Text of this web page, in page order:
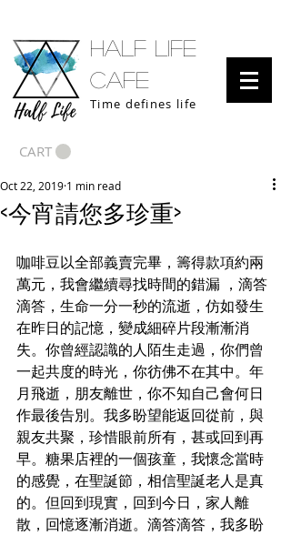
half life
cafe
Time defines life
CART
<今宵請您多珍重>
Oct 22, 2019 1 min read
咖啡豆以全部義賣完畢，籌得款項約兩
萬元，我會繼續尋找時間的錯漏 ，滴答
滴答，生命一分一秒的流逝，仿如發生
在昨日的記憶，變成細碎片段漸漸消
失。你曾經認識的人陌生走過，你們曾
一起共度的時光，你彷佛不在其中。年
月飛逝，朋友離世，你不知自己會何日
作最後告別。我多盼望能返回從前，與
親友共聚，珍惜眼前所有，甚或回到再
早。糖果店裡的一個孩童，我懷念當時
的感覺，在聖誕節，相信聖誕老人是真
的。但回到現實，回到今日，家人離
散，回憶逐漸消逝。滴答滴答，我多盼